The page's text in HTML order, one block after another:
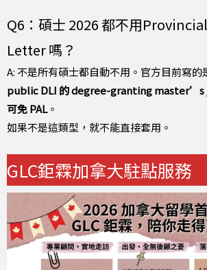
Q6：碩士 2026 都不用
Letter 嗎？
A: 不是所有碩士都自動不用。官方目前寫的
public DLI 的 degree-granting
可免 PAL。
如果不是這類型，就不能直接套用。
GLC鉅霖加拿大駐點服務